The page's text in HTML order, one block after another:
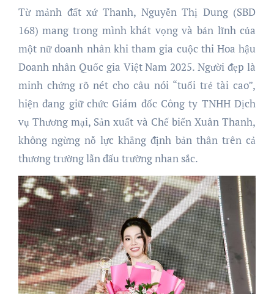
Từ mảnh đất xứ Thanh, Nguyễn Thị Dung (SBD
168) mang trong mình khát vọng và bản lĩnh của
một nữ doanh nhân khi tham gia cuộc thi Hoa hậu
Doanh nhân Quốc gia Việt Nam 2025. Người đẹp là
minh chứng rõ nét cho câu nói “tuổi trẻ tài cao”,
hiện đang giữ chức Giám đốc Công ty TNHH Dịch
vụ Thương mại, Sản xuất và Chế biến Xuân Thanh,
không ngừng nỗ lực khẳng định bản thân trên cả
thương trường lẫn đấu trường nhan sắc.